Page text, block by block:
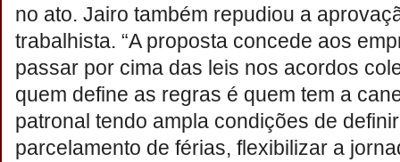
no ato. Jairo também repudiou a
trabalhista. “A proposta concede aos
passar por cima das leis nos acordos
quem define as regras é quem tem a
patronal tendo ampla condições de
parcelamento de férias, flexibilizar a